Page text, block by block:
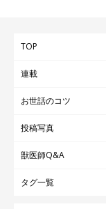
TOP
連載
お世話のコツ
投稿写真
獣医師Q&A
タグ一覧